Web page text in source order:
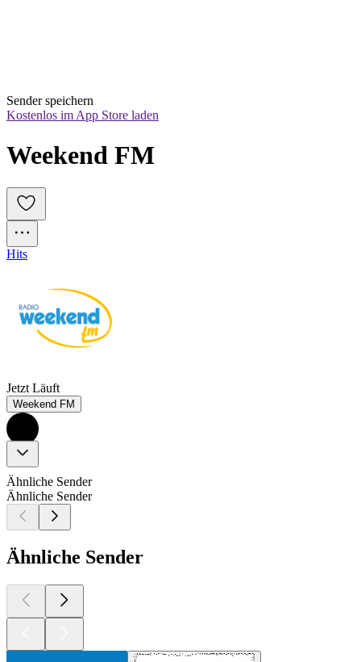
Sender speichern
Kostenlos im App Store laden
Weekend FM
Hits
Jetzt Läuft
Weekend FM
Ähnliche Sender
Ähnliche Sender
Ähnliche Sender